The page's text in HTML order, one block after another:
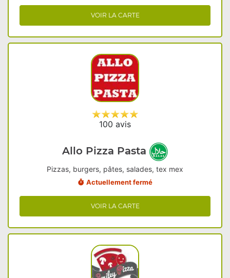
VOIR LA CARTE
100 avis
Allo Pizza Pasta
Pizzas, burgers, pâtes, salades, tex mex
Actuellement fermé
VOIR LA CARTE